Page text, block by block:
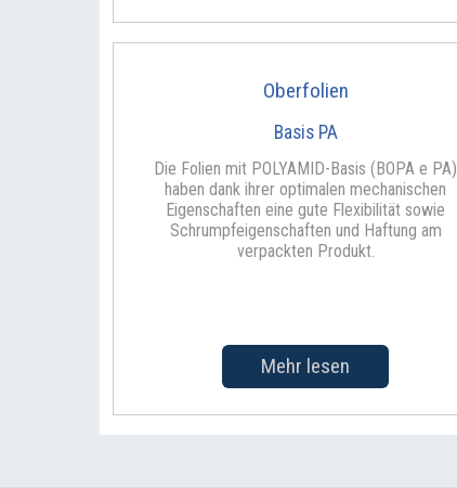
Oberfolien
Basis PA
Die Folien mit POLYAMID-Basis (BOPA e PA)
haben dank ihrer optimalen mechanischen
Eigenschaften eine gute Flexibilität sowie
Schrumpfeigenschaften und Haftung am
verpackten Produkt.
Mehr lesen